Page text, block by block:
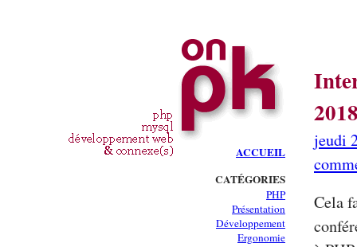
ACCUEIL
CATÉGORIES
PHP
Présentation
Développement
Ergonomie
jeudi
Cela